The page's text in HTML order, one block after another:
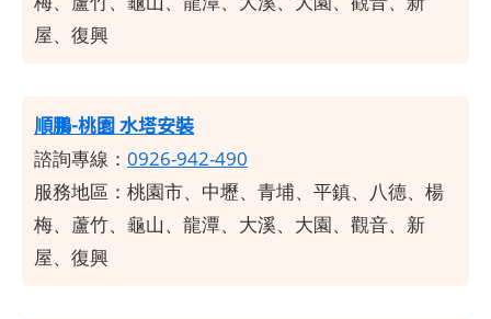
屋、復興
順鵬-桃園 水塔安裝
諮詢專線： 0926-942-490
服務地區：桃園市、中壢、青埔、平鎮、八德、楊
梅、蘆竹、龜山、龍潭、大溪、大園、觀音、新
屋、復興